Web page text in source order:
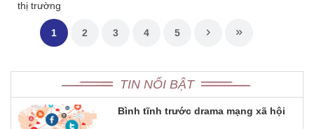
thị trường
1 2 3 4 5
TIN NỔI BẬT
Bình tĩnh trước drama mạng xã hội